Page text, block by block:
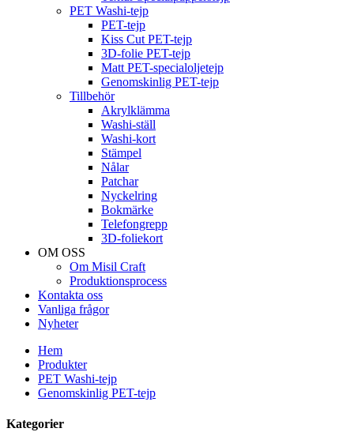
PET Washi-tejp
PET-tejp
Kiss Cut PET-tejp
3D-folie PET-tejp
Matt PET-specialoljetejp
Genomskinlig PET-tejp
Tillbehör
Akrylklämma
Washi-ställ
Washi-kort
Stämpel
Nålar
Patchar
Nyckelring
Bokmärke
Telefongrepp
3D-foliekort
OM OSS
Om Misil Craft
Produktionsprocess
Kontakta oss
Vanliga frågor
Nyheter
Hem
Produkter
PET Washi-tejp
Genomskinlig PET-tejp
Kategorier